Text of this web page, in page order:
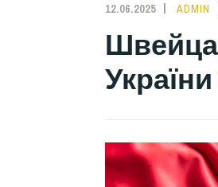
12.06.2025 ADMIN
України